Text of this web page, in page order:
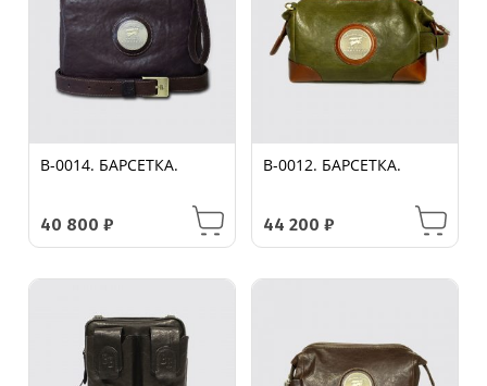
B-0014. БАРСЕТКА.
40 800₽
B-0012. БАРСЕТКА.
44 200 ₽